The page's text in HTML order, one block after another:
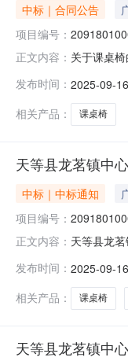
中标｜合同公告
项目编号：
正文内容： 关于课桌
课桌椅信
发布时间： 2025-09-
相关产品：
课桌椅
天等县龙茗镇中
中标｜中标通知
项目编号：
正文内容： 天等县龙
话
发布时间： 2025-09-
相关产品：
课桌椅
天等县龙茗镇中